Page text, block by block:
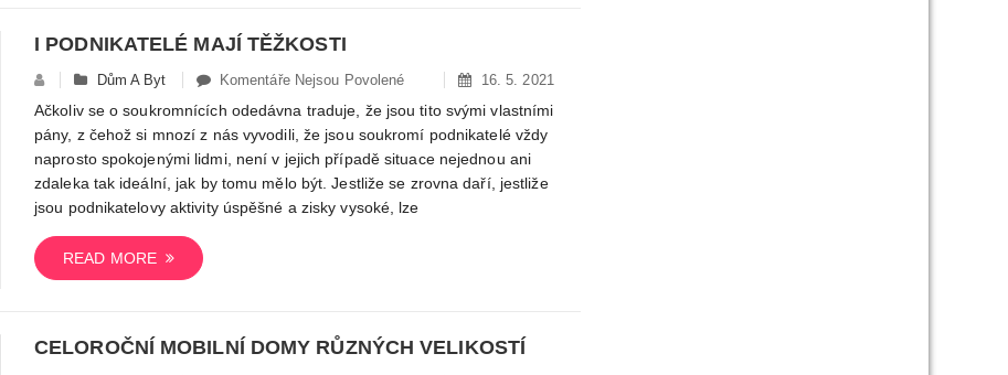
I PODNIKATELÉ MAJÍ TĚŽKOSTI
Dům A Byt Komentáře Nejsou PovolenéU
Textu
16. 5. 2021
Ačkoliv se o soukromnících odedávna traduje, že jsou tito svými vlastními
pány, z čehož si mnozí z nás vyvodili, že jsou soukromí podnikatelé vždy
naprosto spokojenými lidmi, není v jejich případě situace nejednou ani
zdaleka tak ideální, jak by tomu mělo být. Jestliže se zrovna daří, jestliže
jsou podnikatelovy aktivity úspěšné a zisky vysoké, lze
READ MORE
CELOROČNÍ MOBILNÍ DOMY RŮZNÝCH VELIKOSTÍ